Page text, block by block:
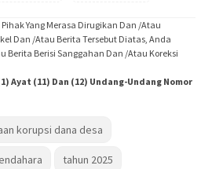
Yang Merasa Dirugikan Dan /Atau
Dan /Atau Berita Tersebut Diatas, Anda
Berita Berisi Sanggahan Dan /Atau Koreksi
Ayat (11) Dan (12) Undang-Undang Nomor
korupsi dana desa
tahun 2025